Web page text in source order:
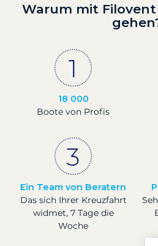
Warum mit
18 000
Boote von Profis
Ein Team von Beratern
Das sich Ihrer Kreuzfahrt
widmet, 7 Tage die
Woche